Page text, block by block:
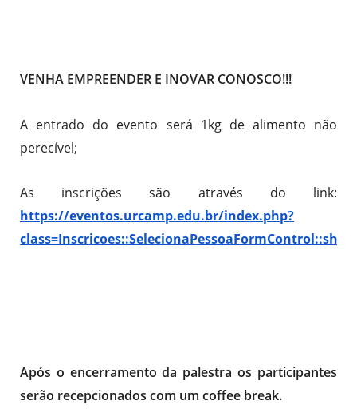
VENHA EMPREENDER E INOVAR CONOSCO!!!
A entrado do evento será 1kg de alimento não
perecível;
As inscrições são através do link:
https://eventos.urcamp.edu.br/index.php?
Após o encerramento da palestra os participantes
serão recepcionados com um coffee break.